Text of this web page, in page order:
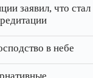
заявил, что стал
в небе